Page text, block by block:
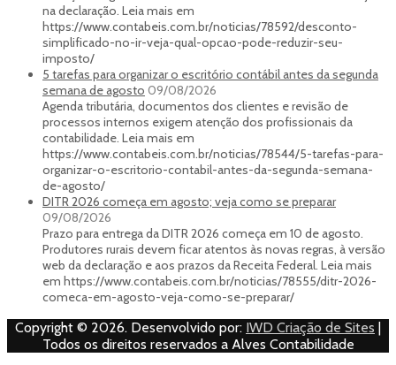
na declaração. Leia mais em
https://www.contabeis.com.br/noticias/78592/desconto-
simplificado-no-ir-veja-qual-opcao-pode-reduzir-seu-
imposto/
5 tarefas para organizar o escritório contábil antes da segunda
semana de agosto 09/08/2026
Agenda tributária, documentos dos clientes e revisão de
processos internos exigem atenção dos profissionais da
contabilidade. Leia mais em
https://www.contabeis.com.br/noticias/78544/5-tarefas-para-
organizar-o-escritorio-contabil-antes-da-segunda-semana-
de-agosto/
DITR 2026 começa em agosto; veja como se preparar
09/08/2026
Prazo para entrega da DITR 2026 começa em 10 de agosto.
Produtores rurais devem ficar atentos às novas regras, à versão
web da declaração e aos prazos da Receita Federal. Leia mais
em https://www.contabeis.com.br/noticias/78555/ditr-2026-
comeca-em-agosto-veja-como-se-preparar/
Copyright © 2026. Desenvolvido por: IWD Criação de Sites |
Todos os direitos reservados a Alves Contabilidade